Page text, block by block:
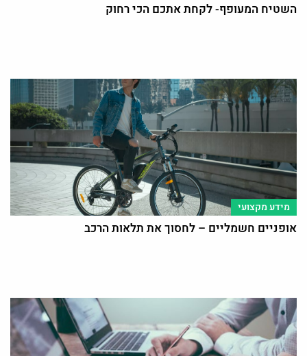
השטיח המעופף- לקחת אתכם הכי רחוק
מידע מקצועי
אופניים חשמליים – לחסוך את תלאות הרכב